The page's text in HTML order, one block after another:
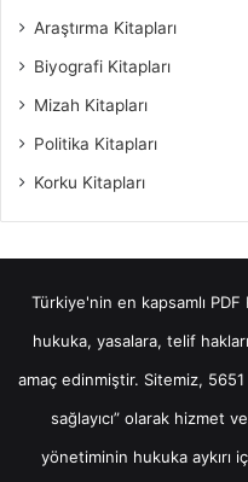
Araştırma Kitapları
Biyografi Kitapları
Mizah Kitapları
Politika Kitapları
Korku Kitapları
Türkiye'nin en kapsamlı PDF
hukuka, yasalara, telif
amaç edinmiştir. Sitemiz, 5651
sağlayıcı” olarak hizmet
yönetiminin hukuka aykırı